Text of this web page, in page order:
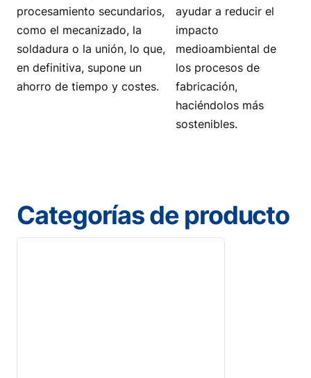
procesamiento secundarios,
como el mecanizado, la
soldadura o la unión, lo que,
en definitiva, supone un
ahorro de tiempo y costes.
ayudar a reducir el
impacto
medioambiental de
los procesos de
fabricación,
haciéndolos más
sostenibles.
Categorías de producto